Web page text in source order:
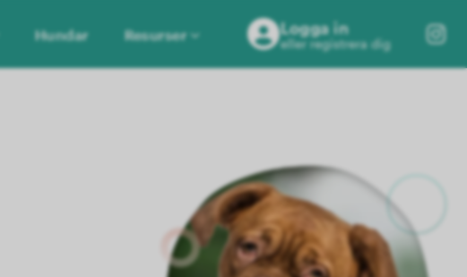
Hundar Resurser Logga in
eller registrera dig